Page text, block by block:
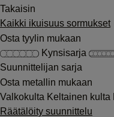
Takaisin
Kaikki ikuisuus sormukset
Osta tyylin mukaan
Kynsisarja
Suunnittelijan sarja
Osta metallin mukaan
Valkokulta Keltainen kulta
Räätälöity suunnittelu